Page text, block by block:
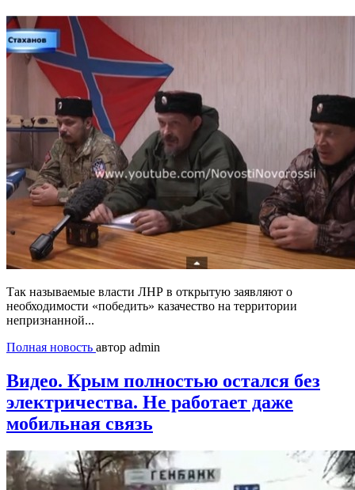
Так называемые власти ЛНР в открытую заявляют о
необходимости «победить» казачество на территории
непризнанной...
Полная новость автор admin
Видео. Крым полностью остался без
электричества. Не работает даже
мобильная связь